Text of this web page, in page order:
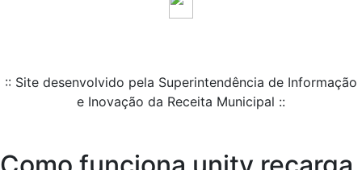
:: Site desenvolvido pela Superintendência de Informação
e Inovação da Receita Municipal ::